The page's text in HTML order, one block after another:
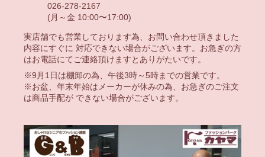
026-278-2167
(月～金 10:00〜17:00)
実店舗でも営業しております為、お問い合わせ頂きました
内容にすぐに 対応できない場合がございます。お急ぎの方
はお電話にてご連絡頂けますとありがたいです。
※9月1日は棚卸の為、午後3時～5時までの営業です。
※お盆、年末年始はメーカーが休みの為、お急ぎのご注文
は商品手配が できない場合がございます。